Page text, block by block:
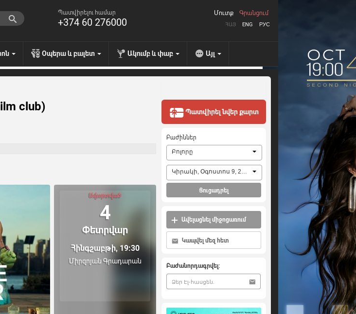
Պատվիրելու համար
+374 60 276000 ՀԱՅ ENG РУС
Մուտք Գրանցում
Օպերա և բալետ Ակումբ և փաբ Այլ
club)
Ավարտված
4
Փետրվար
Հինգշաբթի, 19:30
Միրզոյան Գրադարան
Պատվիրել նվեր քարտ
Բաժիններ
Բոլորը
Կիրակի, Օգոստոս 9, 2026
Ցուցադրել
Ավելացնել միջոցառում
Կապվել մեզ հետ
Բաժանորդագրվել: